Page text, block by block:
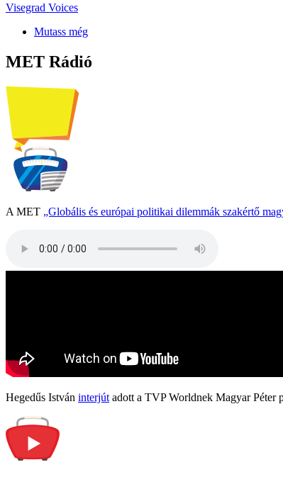
Visegrad Voices
Mutass még
MET Rádió
A MET „Globális és európai politikai dilemmák szakértő
Hegedűs István interjút adott a TVP Worldnek Magyar Péter